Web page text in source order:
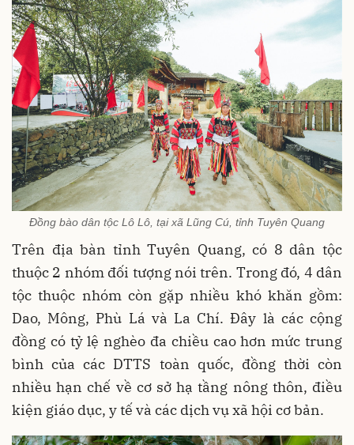
Đồng bào dân tộc Lô Lô, tại xã Lũng Cú, tỉnh Tuyên Quang
Trên địa bàn tỉnh Tuyên Quang, có 8 dân tộc
thuộc 2 nhóm đối tượng nói trên. Trong đó, 4 dân
tộc thuộc nhóm còn gặp nhiều khó khăn gồm:
Dao, Mông, Phù Lá và La Chí. Đây là các cộng
đồng có tỷ lệ nghèo đa chiều cao hơn mức trung
bình của các DTTS toàn quốc, đồng thời còn
nhiều hạn chế về cơ sở hạ tầng nông thôn, điều
kiện giáo dục, y tế và các dịch vụ xã hội cơ bản.